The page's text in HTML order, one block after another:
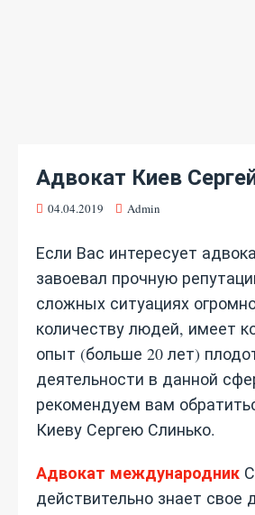
Адвокат Киев
04.04.2019 Admin
Если Вас интересует
завоевал прочную
сложных ситуациях
количеству людей, имеет
опыт (больше 20 лет)
деятельности в данной
рекомендуем вам
Киеву Сергею Слинько.
Адвокат международник
действительно знает свое